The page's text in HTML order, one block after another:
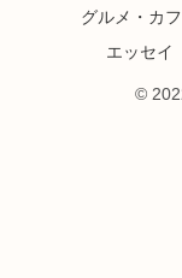
グルメ・カ
エッセイ
©